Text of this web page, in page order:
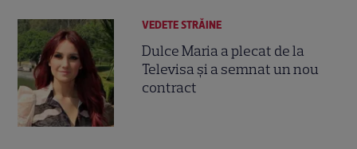
VEDETE STRĂINE
Dulce Maria a plecat de la
Televisa și a semnat un nou
contract